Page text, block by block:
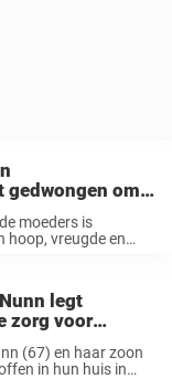
gedwongen om
moeders is
hoop, vreugde en
legt
zorg voor
(67) en haar zoon
in hun huis in